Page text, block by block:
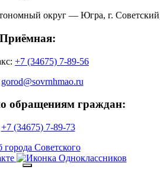
округ — Югра, г.
Приёмная:
+7 (34675) 7-89-56
gorod@sovrnhmao.ru
обращениям граждан:
+7 (34675) 7-89-73